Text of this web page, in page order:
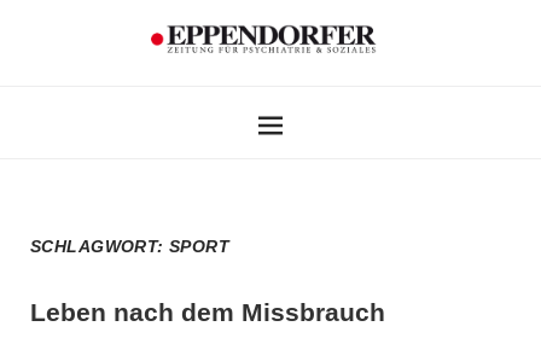
SCHLAGWORT:SPORT
Leben nach dem Missbrauch